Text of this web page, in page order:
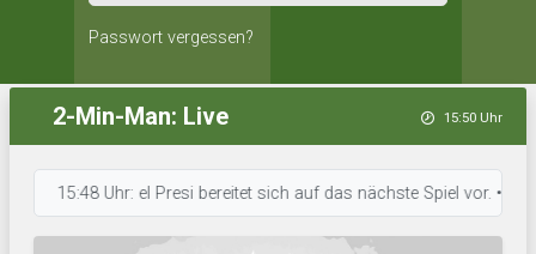
Passwort vergessen?
2-Min-Man: Live 15:50 Uhr
15:48 Uhr: el Presi bereitet sich auf das nächste Spiel vor. • 15:48